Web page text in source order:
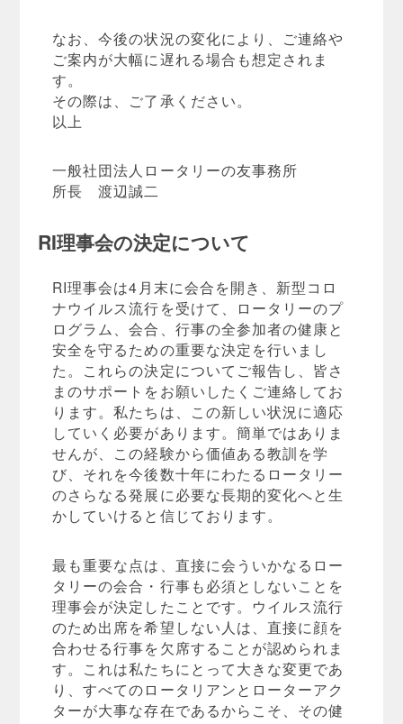
なお、今後の状況の変化により、ご連絡や
ご案内が大幅に遅れる場合も想定されま
す。
その際は、ご了承ください。
以上
一般社団法人ロータリーの友事務所
所長 渡辺誠二
RI理事会の決定について
RI理事会は4月末に会合を開き、新型コロ
ナウイルス流行を受けて、ロータリーのプ
ログラム、会合、行事の全参加者の健康と
安全を守るための重要な決定を行いまし
た。これらの決定についてご報告し、皆さ
まのサポートをお願いしたくご連絡してお
ります。私たちは、この新しい状況に適応
していく必要があります。簡単ではありま
せんが、この経験から価値ある教訓を学
び、それを今後数十年にわたるロータリー
のさらなる発展に必要な長期的変化へと生
かしていけると信じております。
最も重要な点は、直接に会ういかなるロー
タリーの会合・行事も必須としないことを
理事会が決定したことです。ウイルス流行
のため出席を希望しない人は、直接に顔を
合わせる行事を欠席することが認められま
す。これは私たちにとって大きな変更であ
り、すべてのロータリアンとローターアク
ターが大事な存在であるからこそ、その健